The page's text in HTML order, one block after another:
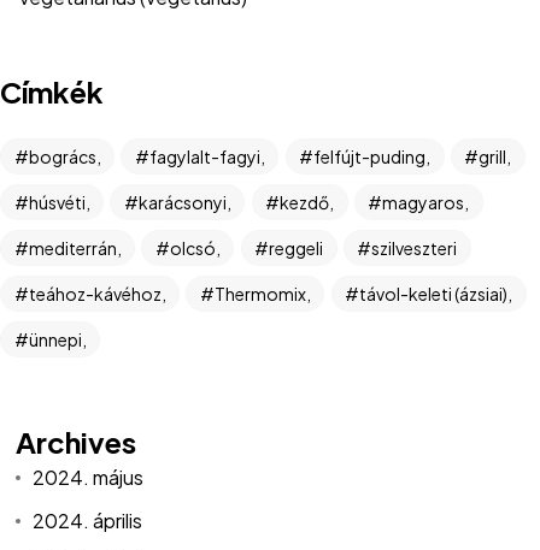
Címkék
bogrács, fagylalt-fagyi, felfújt-puding, grill,
húsvéti, karácsonyi, kezdő, magyaros,
mediterrán, olcsó, reggeli szilveszteri
teához-kávéhoz, Thermomix, távol-keleti (ázsiai),
ünnepi,
Archives
2024. május
2024. április